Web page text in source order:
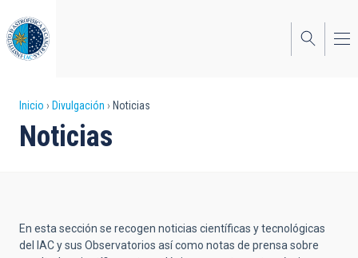
al
contenido
principal
Sobrescribir
enlaces
a
la
Inicio Divulgación Noticias
Noticias
En esta sección se recogen noticias científicas y tecnológicas
del IAC y sus Observatorios así como notas de prensa sobre